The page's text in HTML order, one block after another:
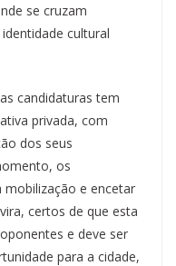
se cruzam
cultural
candidaturas tem
privada, com
dos seus
os
mobilização e encetar
certos de que esta
e deve ser
para a cidade,